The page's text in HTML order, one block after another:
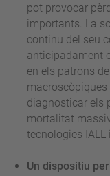
pot provocar
importants. La
continu del seu
anticipadament
en els patrons
diagnosticar els
mortalitat
tecnologies IALL
Un dispositiu